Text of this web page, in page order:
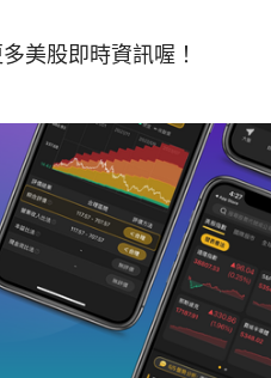
美股即時資訊喔！